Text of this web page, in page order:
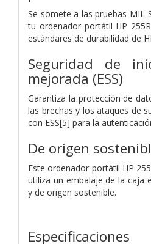
Se somete a las pruebas MIL-
tu ordenador portátil HP
estándares de durabilidad de
Seguridad de
mejorada (ESS)
Garantiza la protección de
las brechas y los ataques de
con ESS[5] para la
De origen
Este ordenador portátil HP
utiliza un embalaje de la caja
y de origen sostenible.
Especificaciones